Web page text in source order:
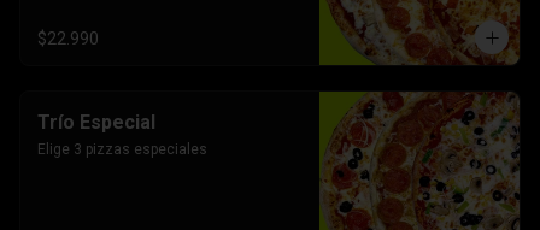
$22.990
Trío Especial
Elige 3 pizzas especiales